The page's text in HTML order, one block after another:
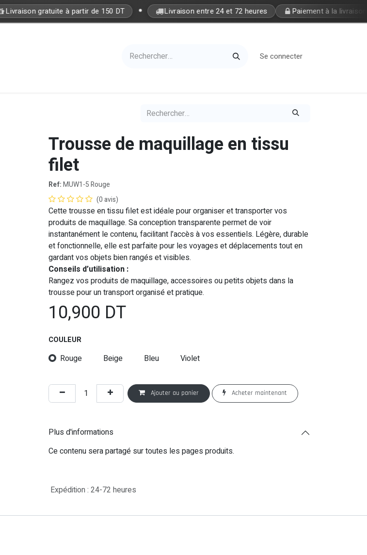
Livraison gratuite à partir de 150 DT Livraison entre 24 et 72 heures Paiement à la livraison
Se connecter
Trousse de maquillage en tissu
filet
Ref:MUW1-5 Rouge
(0 avis)
Cette trousse en tissu filet est idéale pour organiser et transporter vos
produits de maquillage. Sa conception transparente permet de voir
instantanément le contenu, facilitant l’accès à vos essentiels. Légère, durable
et fonctionnelle, elle est parfaite pour les voyages et déplacements tout en
gardant vos objets bien rangés et visibles.
Conseils d’utilisation :
Rangez vos produits de maquillage, accessoires ou petits objets dans la
trousse pour un transport organisé et pratique.
10,900 DT
COULEUR
Rouge Beige Bleu Violet
Ajouter au panier Acheter maintenant
Plus d'informations
Ce contenu sera partagé sur toutes les pages produits.
Expédition : 24-72 heures